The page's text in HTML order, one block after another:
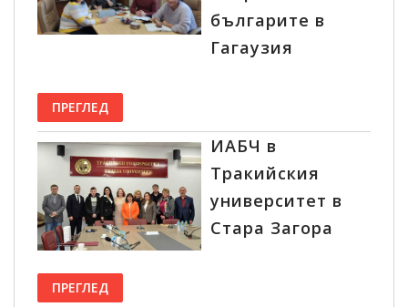
българите в
Гагаузия
ПРЕГЛЕД
ИАБЧ в
Тракийския
университет в
Стара Загора
ПРЕГЛЕД